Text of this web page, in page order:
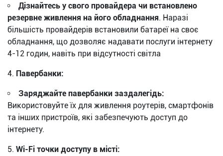
Дізнайтесь у свого провайдера чи встановлено
резервне живлення на його обладнання. Наразі
більшість провайдерів встановили батареї на своє
обладнання, що дозволяє надавати послуги інтернету
4-12 годин, навіть при відсутності світла
Павербанки:
Заряджайте павербанки заздалегідь:
Використовуйте їх для живлення роутерів, смартфонів
та інших пристроїв, які забезпечують доступ до
інтернету.
Wi-Fi точки доступу в місті: